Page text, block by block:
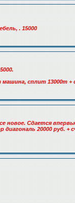
. 15000
сплит 13000т +
новое. Сдается
20000 руб. +